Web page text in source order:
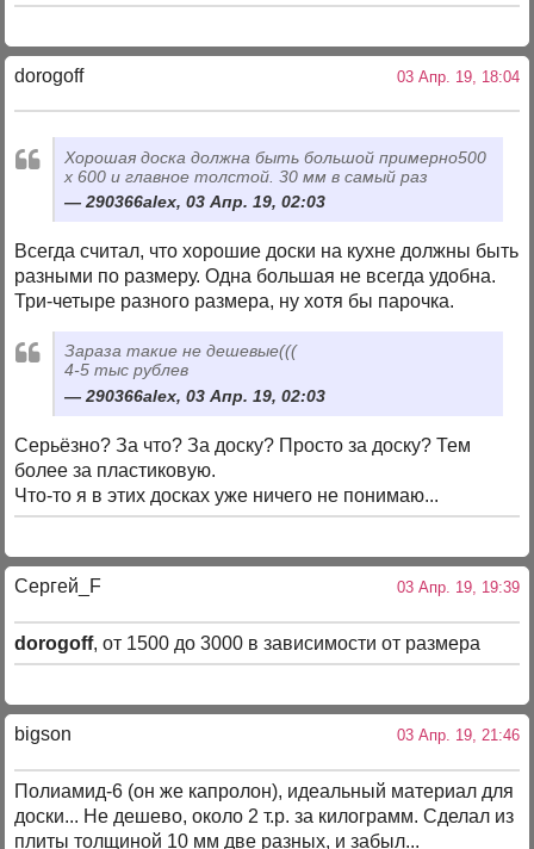
dorogoff 03 Апр. 19, 18:04
Хорошая доска должна быть большой примерно500
х 600 и главное толстой. 30 мм в самый раз
290366alex, 03 Апр. 19, 02:03
Всегда считал, что хорошие доски на кухне должны быть
разными по размеру. Одна большая не всегда удобна.
Три-четыре разного размера, ну хотя бы парочка.
Зараза такие не дешевые(((
4-5 тыс рублев
290366alex, 03 Апр. 19, 02:03
Серьёзно? За что? За доску? Просто за доску? Тем
более за пластиковую.
Что-то я в этих досках уже ничего не понимаю...
Сергей_F 03 Апр. 19, 19:39
dorogoff, от 1500 до 3000 в зависимости от размера
bigson 03 Апр. 19, 21:46
Полиамид-6 (он же капролон), идеальный материал для
доски... Не дешево, около 2 т.р. за килограмм. Сделал из
плиты толщиной 10 мм две разных, и забыл...